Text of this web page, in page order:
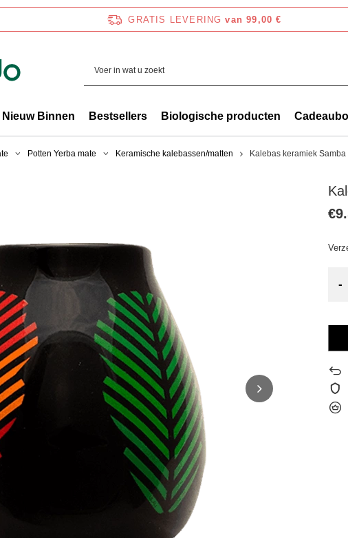
GRATIS LEVERING van 99,00 €
Nieuw Binnen Bestsellers Biologische producten
Potten Yerba mate Keramische kalebassen/matten Kalebas keramiek
-